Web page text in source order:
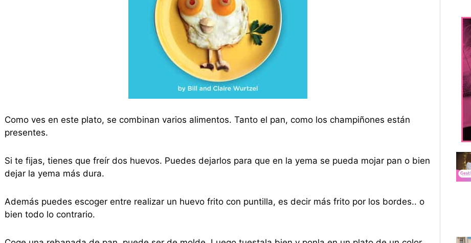
Como ves en este plato, se combinan varios alimentos. Tanto el pan, como los champiñones están
presentes.
Si te fijas, tienes que freír dos huevos. Puedes dejarlos para que en la yema se pueda mojar pan o bien
dejar la yema más dura.
Además puedes escoger entre realizar un huevo frito con puntilla, es decir más frito por los bordes.. o
bien todo lo contrario.